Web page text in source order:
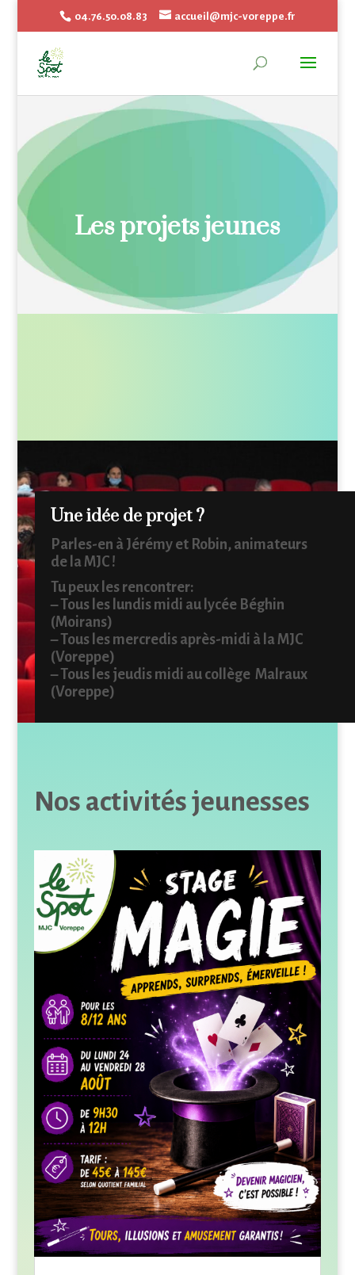
04.76.50.08.83 accueil@mjc-voreppe.fr
Les projets jeunes
Une idée de projet ?
Parles-en à Jérémy et Robin, animateurs
de la MJC !
Tu peux les rencontrer:
– Tous les lundis midi au lycée Béghin
(Moirans)
– Tous les mercredis après-midi à la MJC
(Voreppe)
– Tous les jeudis midi au collège Malraux
(Voreppe)
Nos activités jeunesses